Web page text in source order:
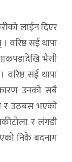
लाईन दिएर
वरिष्ठ सई थापा
भैसी
सई थापा
उनको सबै
र उठबस भएको
र लंंगडी
निकै बदनाम